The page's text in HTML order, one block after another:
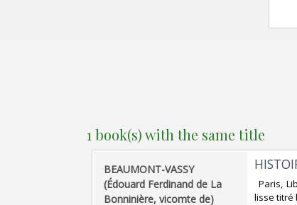
1 book(s) with the same title
‎BEAUMONT-VASSY
(Édouard Ferdinand de La
Bonninière, vicomte de)‎
Paris,
lisse titré